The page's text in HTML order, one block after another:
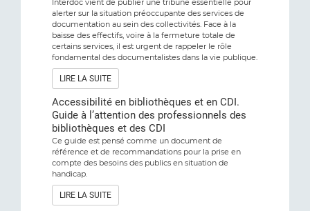
Interdoc vient de publier une tribune essentielle pour
alerter sur la situation préoccupante des services de
documentation au sein des collectivités. Face à la
baisse des effectifs, voire à la fermeture totale de
certains services, il est urgent de rappeler le rôle
fondamental des documentalistes dans la vie publique.
LIRE LA SUITE
Accessibilité en bibliothèques et en CDI.
Guide à l’attention des professionnels des
bibliothèques et des CDI
Ce guide est pensé comme un document de
référence et de recommandations pour la prise en
compte des besoins des publics en situation de
handicap.
LIRE LA SUITE